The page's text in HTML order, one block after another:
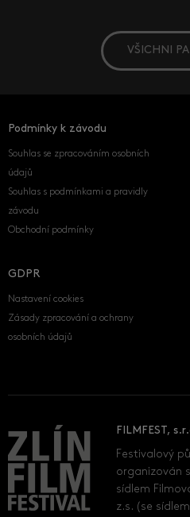
VŠICHNI
Podmínky k závodu
Souhlas se zpracováním osobních
údajů
Souhlas s podmínkami a pravidly
závodu
Obchodní podmínky
GDPR
Nastavení cookies
Zásady zpracování a ochrany
osobních údajů
FILMFEST,
Festivalový
organizován
sídlem
z.s. (se